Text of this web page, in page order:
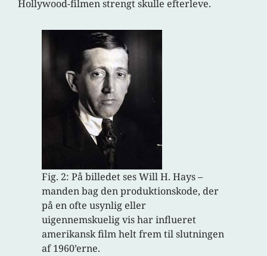
Hollywood-filmen strengt skulle efterleve.
Fig. 2: På billedet ses Will H. Hays –
manden bag den produktionskode, der
på en ofte usynlig eller
uigennemskuelig vis har influeret
amerikansk film helt frem til slutningen
af 1960’erne.